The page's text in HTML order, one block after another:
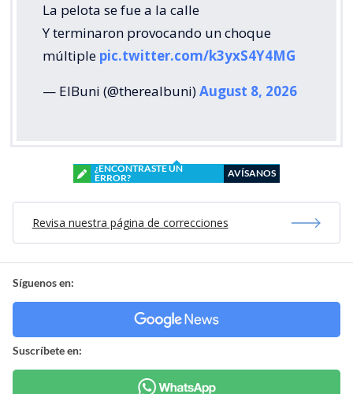
La pelota se fue a la calle
Y terminaron provocando un choque
múltiple pic.twitter.com/k3yxS4Y4MG
— ElBuni (@therealbuni)August 8, 2026
¿ENCONTRASTE UN
ERROR?
AVÍSANOS
Revisa nuestra página de correcciones
Síguenos en:
Suscríbete en: